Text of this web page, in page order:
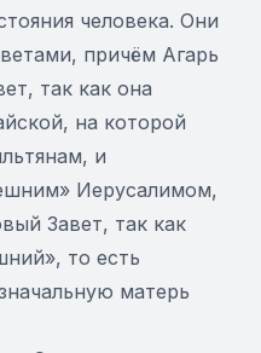
человека. Они
причём Агарь
так как она
на которой
и
Иерусалимом,
Завет, так как
то есть
матерь